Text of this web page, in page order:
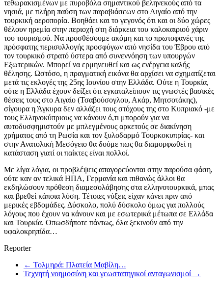
τεθωρακισμένων με πυροβόλα σημαντικού βεληνεκούς από τα
νησιά, με πλήρη παύση των παραβιάσεων στο Αιγαίο από την
τουρκική αεροπορία. Βοηθάει και το γεγονός ότι και οι δύο χώρες
θέλουν ηρεμία στην περιοχή στη διάρκεια του καλοκαιριού χάριν
του τουρισμού. Να προσθέσουμε ακόμη και το πρωτοφανές της
πρόσφατης περισυλλογής προσφύγων από νησίδα του Έβρου από
τον τουρκικό στρατό ύστερα από συνεννόηση των υπουργών
Εξωτερικών. Μπορεί να ερμηνευθεί και ως ενέργεια καλής
θέλησης. Ωστόσο, η πραγματική εικόνα θα αρχίσει να σχηματίζεται
μετά τις εκλογές της 25ης Ιουνίου στην Ελλάδα. Ούτε η Τουρκία,
ούτε η Ελλάδα έχουν δείξει ότι εγκαταλείπουν τις γνωστές βασικές
θέσεις τους στο Αιγαίο (Τσαβούσογλου, Ακάρ, Μητσοτάκης),
σίγουρα η Άγκυρα δεν αλλάζει τους στόχους της στο Κυπριακό -με
τους Ελληνοκύπριους να κάνουν ό,τι μπορούν για να
αυτοδυσφημιστούν με μπλεγμένους αρκετούς σε διακίνηση
χρήματος από τη Ρωσία και τον ξυλοδαρμό Τουρκοκυπρίας- και
στην Ανατολική Μεσόγειο θα δούμε πως θα διαμορφωθεί η
κατάσταση γιατί οι παίκτες είναι πολλοί.
Με λίγα λόγια, οι προβλέψεις απαγορεύονται στην παρούσα φάση,
ούτε καν αν τελικά ΗΠΑ, Γερμανία και πιθανώς άλλοι θα
εκδηλώσουν πρόθεση διαμεσολάβησης στα ελληνοτουρκικά, μπας
και βρεθεί κάποια λύση. Τέτοιες νύξεις είχαν κάνει πριν από
μερικές εβδομάδες. Δύσκολο, πολύ δύσκολο όμως για πολλούς
λόγους που έχουν να κάνουν και με εσωτερικά μέτωπα σε Ελλάδα
και Τουρκία. Οπωσδήποτε πάντως, όλα ξεκινούν από την
υφαλοκρηπίδα…
Reporter
← Τολμηρά: Πλατεία Μαβίλη…
Τεχνητή νοημοσύνη και γεωστατηγικοί ανταγωνισμοί →